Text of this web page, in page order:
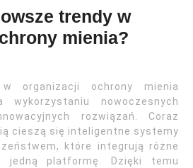
trendy w
mienia?
organizacji ochrony mienia
nowoczesnych
rozwiązań. Coraz
cieszą się inteligentne systemy
które integrują różne
jedną platformę. Dzięki temu